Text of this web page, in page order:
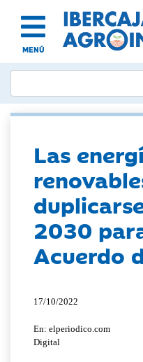
MENÚ
Las
2030
Acuerdo
17/10/2022
En: elperiodico.com
Digital